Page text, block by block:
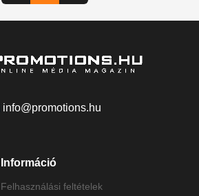
info@promotions.hu
Információ
Felhasználási feltételek